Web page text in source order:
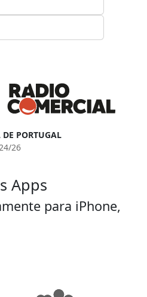
PORTUGAL
26
Apps
para iPhone,